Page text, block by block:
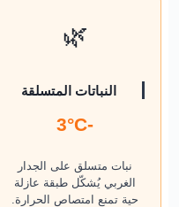
🌿
النباتات المتسلقة
-3°C
نبات متسلق على الجدار
الغربي يُشكّل طبقة عازلة
حية تمنع امتصاص الحرارة.